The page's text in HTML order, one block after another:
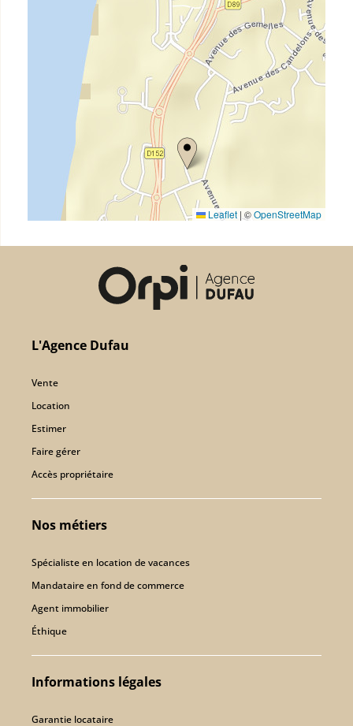
Leaflet | ©OpenStreetMap
L'Agence Dufau
Vente
Location
Estimer
Faire gérer
Accès propriétaire
Nos métiers
Spécialiste en location de vacances
Mandataire en fond de commerce
Agent immobilier
Éthique
Informations légales
Garantie locataire